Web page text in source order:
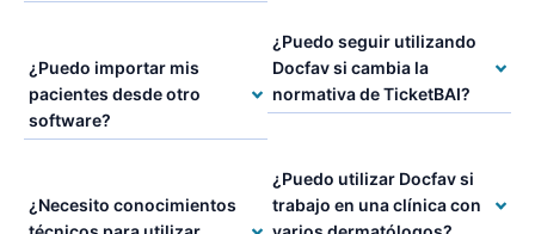
¿Puedo importar mis
pacientes desde otro
software?
¿Necesito conocimientos
¿Puedo seguir utilizando
Docfav si cambia la
normativa de TicketBAI?
¿Puedo utilizar Docfav si
trabajo en una clínica con